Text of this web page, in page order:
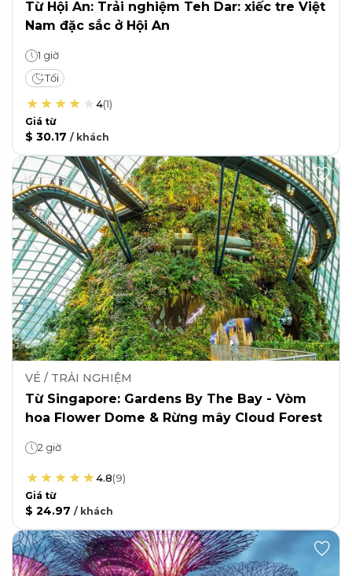
Từ Hội An: Trải nghiệm Teh Dar: xiếc tre Việt
Nam đặc sắc ở Hội An
1 giờ
Tối
4(1)
Giá từ
$ 30.17 / khách
VÉ / TRẢI NGHIỆM
Từ Singapore: Gardens By The Bay - Vòm
hoa Flower Dome & Rừng mây Cloud Forest
2 giờ
4.8(9)
Giá từ
$ 24.97 / khách